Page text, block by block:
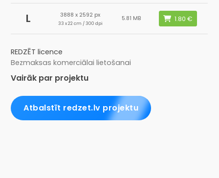
L 3888 x 2592 px
33 x 22 cm / 300 dpi
5.81 MB
REDZĒT licence
Bezmaksas komerciālai lietošanai
Vairāk par projektu
Atbalstīt redzet.lv projektu